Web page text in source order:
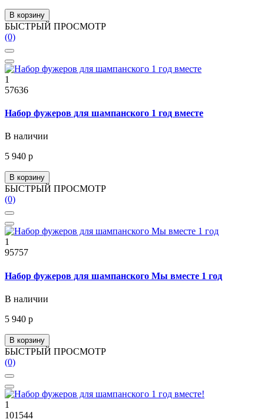
В корзину
БЫСТРЫЙ ПРОСМОТР
(0)
1
57636
Набор фужеров для шампанского 1 год вместе
В наличии
5 940 р
В корзину
БЫСТРЫЙ ПРОСМОТР
(0)
1
95757
Набор фужеров для шампанского Мы вместе 1 год
В наличии
5 940 р
В корзину
БЫСТРЫЙ ПРОСМОТР
(0)
1
101544